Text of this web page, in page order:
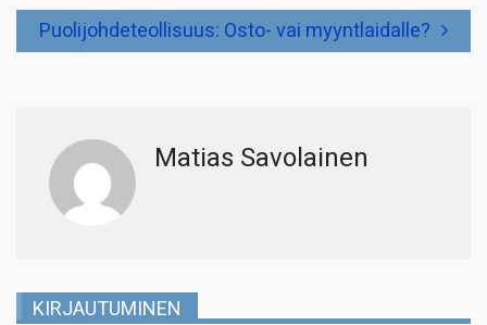
Puolijohdeteollisuus: Osto- vai myyntlaidalle?
Matias Savolainen
KIRJAUTUMINEN